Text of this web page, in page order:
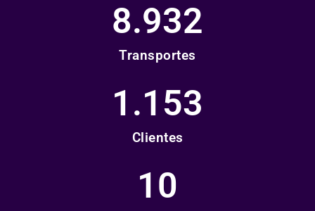
Transportes
8.932
Clientes
1.153
10